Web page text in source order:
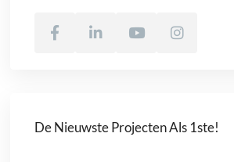
De Nieuwste Projecten Als 1ste!